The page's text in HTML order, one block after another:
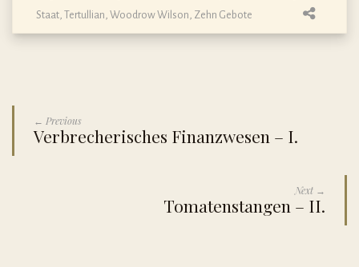
Staat Tertullian Woodrow Wilson Zehn Gebote
← Previous
Verbrecherisches Finanzwesen – I.
Next →
Tomatenstangen – II.